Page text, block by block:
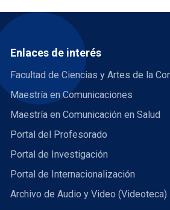
Enlaces de interés
Facultad de Ciencias y Artes de la
Maestría en Comunicaciones
Maestría en Comunicación en Salud
Portal del Profesorado
Portal de Investigación
Portal de Internacionalización
Archivo de Audio y Video (Videoteca)